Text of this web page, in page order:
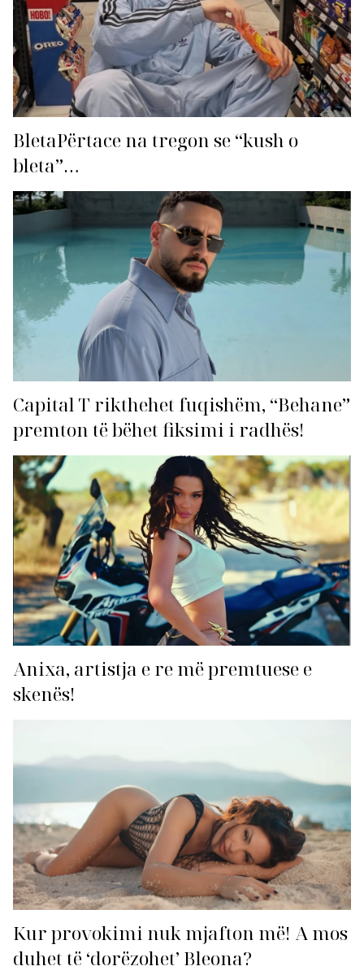
BletaPërtace na tregon se “kush o
bleta”…
Capital T rikthehet fuqishëm, “Behane”
premton të bëhet fiksimi i radhës!
Anixa, artistja e re më premtuese e
skenës!
Kur provokimi nuk mjafton më! A mos
duhet të ‘dorëzohet’ Bleona?